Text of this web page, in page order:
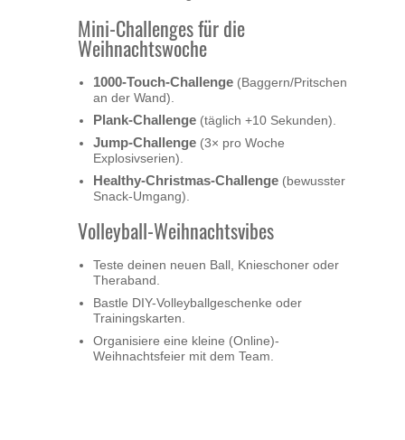
Mini-Challenges für die
Weihnachtswoche
1000-Touch-Challenge (Baggern/Pritschen
an der Wand).
Plank-Challenge (täglich +10 Sekunden).
Jump-Challenge (3× pro Woche
Explosivserien).
Healthy-Christmas-Challenge (bewusster
Snack-Umgang).
Volleyball-Weihnachtsvibes
Teste deinen neuen Ball, Knieschoner oder
Theraband.
Bastle DIY-Volleyballgeschenke oder
Trainingskarten.
Organisiere eine kleine (Online)-
Weihnachtsfeier mit dem Team.